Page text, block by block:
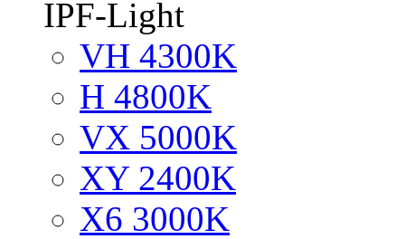
IPF-Light
VH 4300K
H 4800K
VX 5000K
XY 2400K
X6 3000K